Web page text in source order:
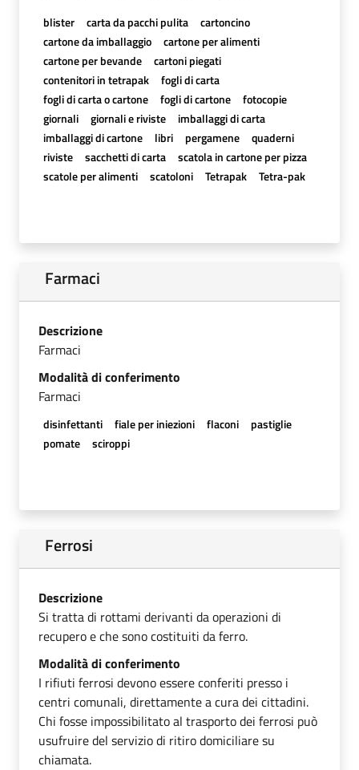
blister carta da pacchi pulita
cartoncino
cartone da imballaggio
cartone per alimenti
cartone per bevande
cartoni piegati
contenitori in tetrapak
fogli di carta
fogli di carta o cartone
fogli di cartone
fotocopie
giornali
giornali e riviste
imballaggi di carta
imballaggi di cartone
libri pergamene
quaderni
riviste
sacchetti di carta
scatola in cartone per pizza
scatole per alimenti
scatoloni Tetrapak Tetra-pak
Farmaci
Descrizione
Farmaci
Modalità di conferimento
Farmaci
disinfettanti fiale per iniezioni flaconi
pastiglie
pomate
sciroppi
Ferrosi
Descrizione
Si tratta di rottami derivanti da operazioni di
recupero e che sono costituiti da ferro.
Modalità di conferimento
I rifiuti ferrosi devono essere conferiti presso i
centri comunali, direttamente a cura dei cittadini.
Chi fosse impossibilitato al trasporto dei ferrosi può
usufruire del servizio di ritiro domiciliare su
chiamata.